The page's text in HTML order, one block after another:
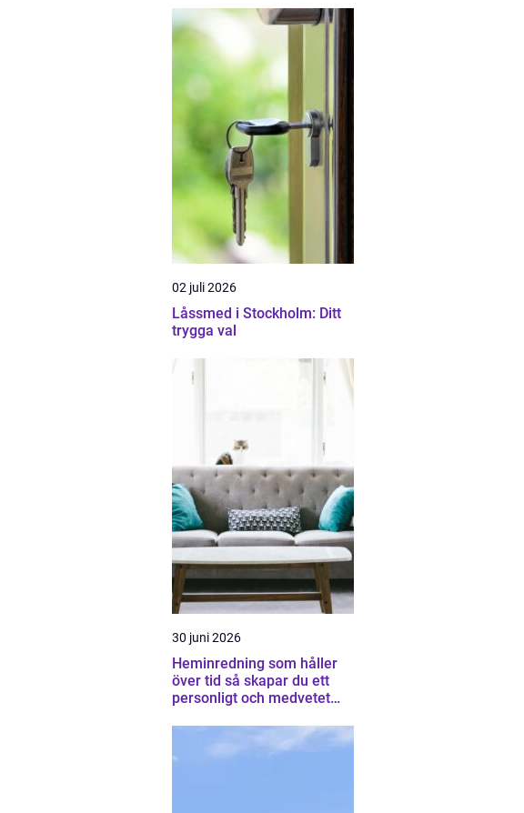
02 juli 2026
Låssmed i Stockholm: Ditt
trygga val
30 juni 2026
Heminredning som håller
över tid så skapar du ett
personligt och medvetet